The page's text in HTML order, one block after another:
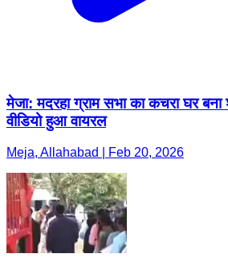
मेजा: मदरहा ग्राम सभा का कचरा घर बना
वीडियो हुआ वायरल
Meja, Allahabad | Feb 20, 2026